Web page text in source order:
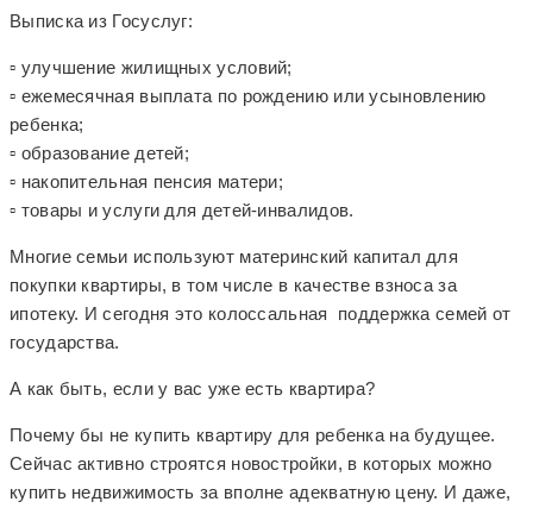
Выписка из Госуслуг:
▫️ улучшение жилищных условий;
▫️ ежемесячная выплата по рождению или усыновлению
ребенка;
▫️ образование детей;
▫️ накопительная пенсия матери;
▫️ товары и услуги для детей-инвалидов.
Многие семьи используют материнский капитал для
покупки квартиры, в том числе в качестве взноса за
ипотеку. И сегодня это колоссальная поддержка семей от
государства.
А как быть, если у вас уже есть квартира?
Почему бы не купить квартиру для ребенка на будущее.
Сейчас активно строятся новостройки, в которых можно
купить недвижимость за вполне адекватную цену. И даже,